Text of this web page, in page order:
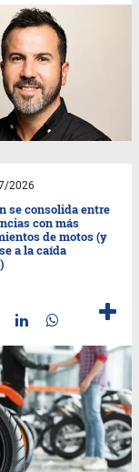
2026
se consolida entre
con más
de motos (y
a la caída